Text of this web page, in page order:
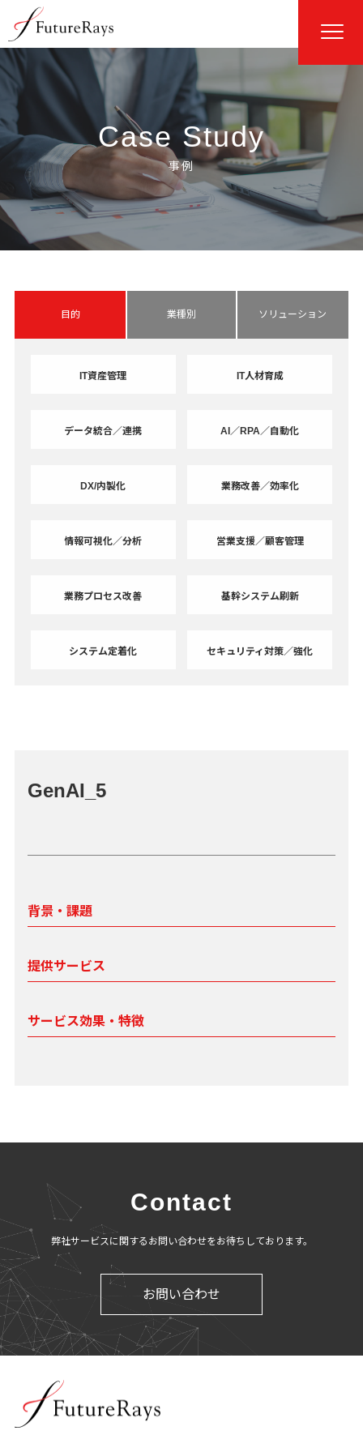
Case Study
目的 業種別 ソリューション
IT資産管理 IT人材育成
データ統合／連携 AI／RPA／自動化
DX/内製化 業務改善／効率化
情報可視化／分析 営業支援／顧客管理
業務プロセス改善 基幹システム刷新
システム定着化 セキュリティ対策／強化
GenAI_5
背景・課題
提供サービス
サービス効果・特徴
Contact
弊社サービスに関するお問い合わせをお待ちしております。
お問い合わせ